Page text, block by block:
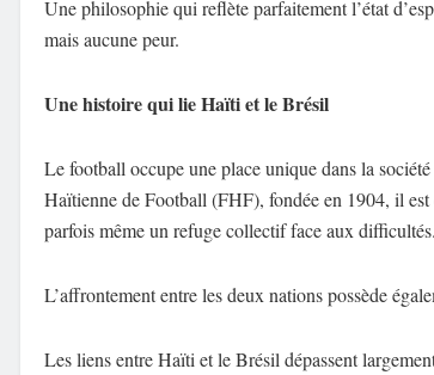
Une philosophie qui reflète parfaitement l’état
mais aucune peur.
Une histoire qui lie Haïti et le Brésil
Le football occupe une place unique dans la
Haïtienne de Football (FHF), fondée en 1904, il
parfois même un refuge collectif face aux difficultés.
L’affrontement entre les deux nations possède
Les liens entre Haïti et le Brésil dépassent